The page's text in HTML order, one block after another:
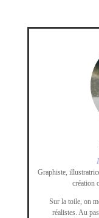
Graphiste,
création
Sur la toile, on
réalistes. Au